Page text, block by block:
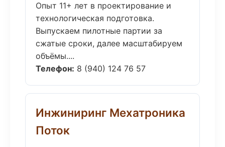
Опыт 11+ лет в проектирование и
технологическая подготовка.
Выпускаем пилотные партии за
сжатые сроки, далее масштабируем
объёмы....
Телефон: 8 (940) 124 76 57
Инжиниринг Мехатроника
Поток